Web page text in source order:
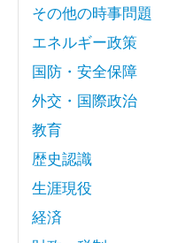
その他の時事問題
エネルギー政策
国防・安全保障
外交・国際政治
教育
歴史認識
生涯現役
経済